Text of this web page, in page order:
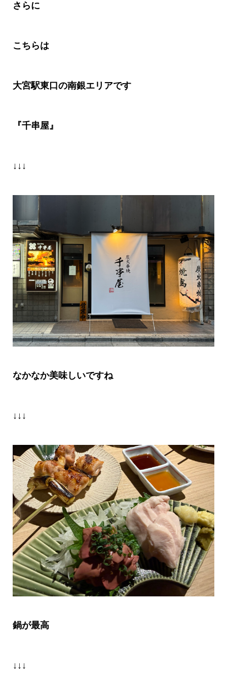
さらに
こちらは
大宮駅東口の南銀エリアです
『千串屋』
↓↓↓
なかなか美味しいですね
↓↓↓
鍋が最高
↓↓↓